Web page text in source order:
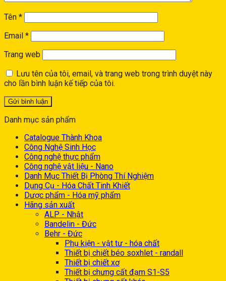
Tên *
Email *
Trang web
Lưu tên của tôi, email, và trang web trong trình duyệt này
cho lần bình luận kế tiếp của tôi.
Danh mục sản phẩm
Catalogue Thành Khoa
Công Nghệ Sinh Học
Công nghệ thực phẩm
Công nghệ vật liệu - Nano
Danh Mục Thiết Bị Phòng Thí Nghiệm
Dụng Cụ - Hóa Chất Tinh Khiết
Dược phẩm - Hóa mỹ phẩm
Hãng sản xuất
ALP - Nhật
Bandelin - Đức
Behr - Đức
Phụ kiện - vật tư - hóa chất
Thiết bị chiết béo soxhlet - randall
Thiết bị chiết xơ
Thiết bị chưng cất đạm S1-S5